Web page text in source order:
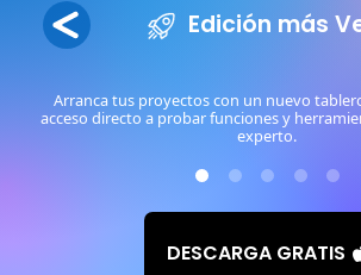
Edición más
Arranca tus proyectos con un nuevo
acceso directo a probar funciones y
experto.
DESCARGA GRATIS